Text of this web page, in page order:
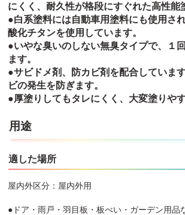
にくく、耐久性が格段にすぐれた高性能
●白系塗料には自動車用塗料にも使用さ
酸化チタンを使用しています。
●いやな臭いのしない無臭タイプで、１
ます。
●サビドメ剤、防カビ剤を配合していま
ビの発生を防ぎます。
●厚塗りしてもタレにくく、大変塗りや
用途
適した場所
屋内外区分：屋内外用
●ドア・雨戸・羽目板・板べい・ガーデン用品